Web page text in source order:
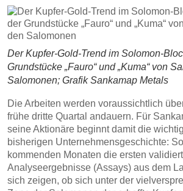
Der Kupfer-Gold-Trend im Solomon-
Grundstücke „Fauro“ und „Kuma“ von
Salomonen; Grafik Sankamap Metals
Die Arbeiten werden voraussichtlich
frühe dritte Quartal andauern. Für
seine Aktionäre beginnt damit die
bisherigen Unternehmensgeschichte:
kommenden Monaten die ersten
Analyseergebnisse (Assays) aus dem
sich zeigen, ob sich unter der